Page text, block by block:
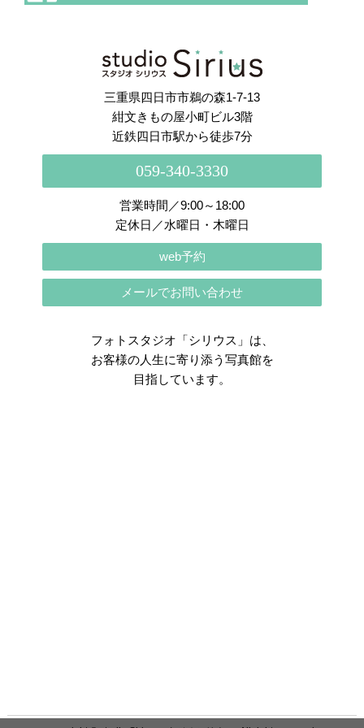
Instagram でフォロー
三重県四日市市鵜の森1-7-13
紺文きもの屋小町ビル3階
近鉄四日市駅から徒歩7分
059-340-3330
営業時間／9:00～18:00
定休日／水曜日・木曜日
web予約
メールでお問い合わせ
フォトスタジオ「シリウス」は、
お客様の人生に寄り添う写真館を
目指しています。